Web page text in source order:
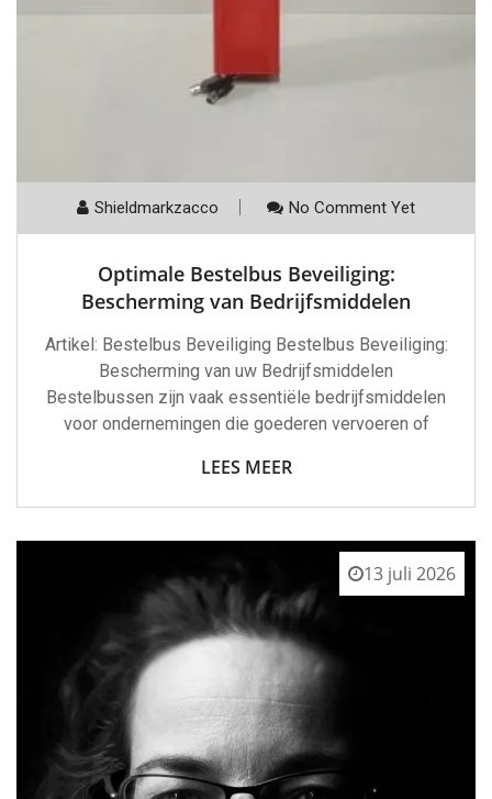
Shieldmarkzacco No Comment Yet
Optimale Bestelbus Beveiliging:
Bescherming van Bedrijfsmiddelen
Artikel: Bestelbus Beveiliging Bestelbus Beveiliging:
Bescherming van uw Bedrijfsmiddelen
Bestelbussen zijn vaak essentiële bedrijfsmiddelen
voor ondernemingen die goederen vervoeren of
LEES MEER
13 juli 2026